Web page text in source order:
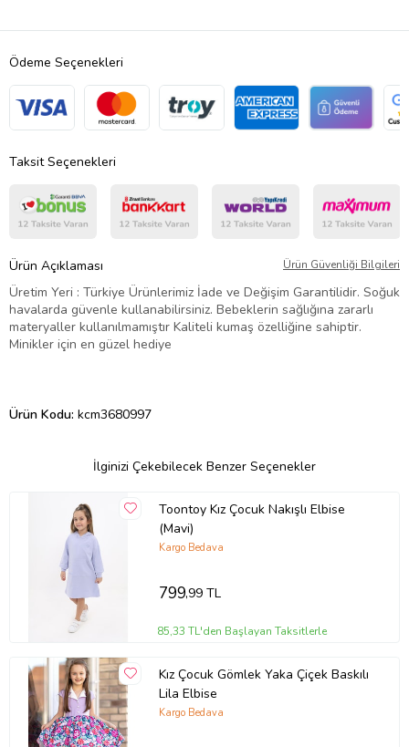
Ödeme Seçenekleri
Taksit Seçenekleri
Ürün Açıklaması Ürün Güvenliği Bilgileri
Üretim Yeri : Türkiye Ürünlerimiz İade ve Değişim Garantilidir. Soğuk
havalarda güvenle kullanabilirsiniz. Bebeklerin sağlığına zararlı
materyaller kullanılmamıştır Kaliteli kumaş özelliğine sahiptir.
Minikler için en güzel hediye
Ürün Kodu: kcm3680997
İlginizi Çekebilecek Benzer Seçenekler
Toontoy Kız Çocuk Nakışlı Elbise
(Mavi)
Kargo Bedava
799,99 TL
85,33 TL'den Başlayan Taksitlerle
Kız Çocuk Gömlek Yaka Çiçek Baskılı
Lila Elbise
Kargo Bedava